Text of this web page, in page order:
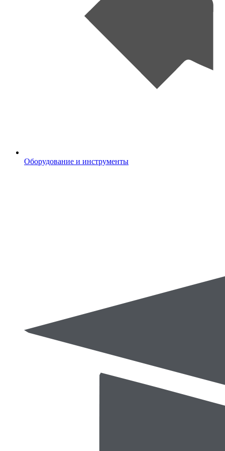
Оборудование и инструменты